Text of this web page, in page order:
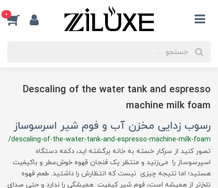
0
Descaling of the water tank and espresso
machine milk foam
رسوب زدایی مخزن آب و فوم شیر اسرسوساز
/descaling-of-the-water-tank-and-espresso-machine-milk-foam
تصور کنید از سرکار خسته به خانه برگشته اید، دکمه دستگاه
اسپرسوساز را می‌زنید و منتظر یک فنجان قهوه خوش‌عطر و باکیفیت
هستید؛ اما نتیجه چیزی نیست که انتظارش را داشتید. طعم قهوه
تلخ‌تر از همیشه است، فوم شیر کیفیت همیشگی را ندارد و حتی صدای